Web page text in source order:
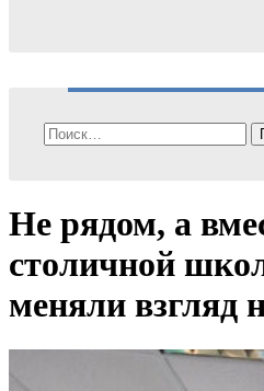
Найти:
Не рядом, а
столичной
меняли взгляд